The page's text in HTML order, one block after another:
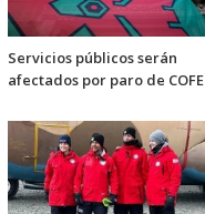
Servicios públicos serán
afectados por paro de COFE